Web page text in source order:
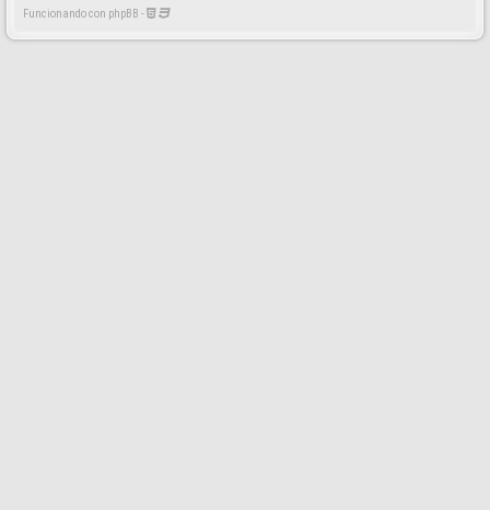
Funcionando con phpBB -